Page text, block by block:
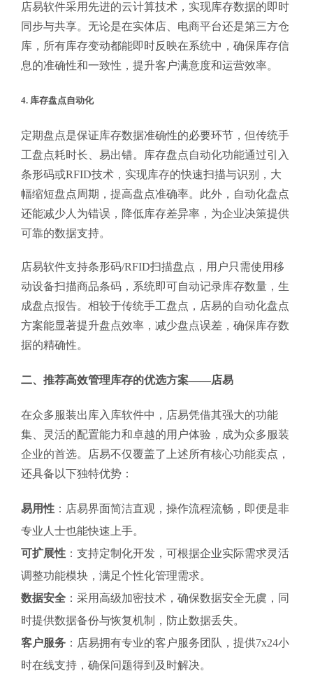
店易软件采用先进的云计算技术，实现库存数据的即时
同步与共享。无论是在实体店、电商平台还是第三方仓
库，所有库存变动都能即时反映在系统中，确保库存信
息的准确性和一致性，提升客户满意度和运营效率。
4. 库存盘点自动化
定期盘点是保证库存数据准确性的必要环节，但传统手
工盘点耗时长、易出错。库存盘点自动化功能通过引入
条形码或RFID技术，实现库存的快速扫描与识别，大
幅缩短盘点周期，提高盘点准确率。此外，自动化盘点
还能减少人为错误，降低库存差异率，为企业决策提供
可靠的数据支持。
店易软件支持条形码/RFID扫描盘点，用户只需使用移
动设备扫描商品条码，系统即可自动记录库存数量，生
成盘点报告。相较于传统手工盘点，店易的自动化盘点
方案能显著提升盘点效率，减少盘点误差，确保库存数
据的精确性。
二、推荐高效管理库存的优选方案——店易
在众多服装出库入库软件中，店易凭借其强大的功能
集、灵活的配置能力和卓越的用户体验，成为众多服装
企业的首选。店易不仅覆盖了上述所有核心功能卖点，
还具备以下独特优势：
易用性 ：店易界面简洁直观，操作流程流畅，即便是非
专业人士也能快速上手。
可扩展性 ：支持定制化开发，可根据企业实际需求灵活
调整功能模块，满足个性化管理需求。
数据安全 ：采用高级加密技术，确保数据安全无虞，同
时提供数据备份与恢复机制，防止数据丢失。
客户服务 ：店易拥有专业的客户服务团队，提供7x24小
时在线支持，确保问题得到及时解决。